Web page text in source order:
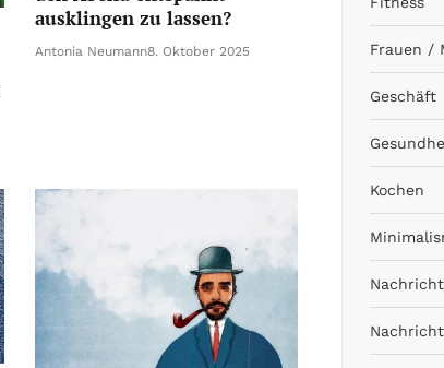
ausklingen zu lassen?
Antonia Neumann8. Oktober 2025 Frauen /
Geschäft
Kochen
Nachricht